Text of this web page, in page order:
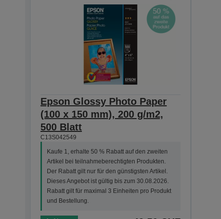
Epson Glossy Photo Paper
(100 x 150 mm), 200 g/m2,
500 Blatt
C13S042549
Kaufe 1, erhalte 50 % Rabatt auf den zweiten
Artikel bei teilnahmeberechtigten Produkten.
Der Rabatt gilt nur für den günstigsten Artikel.
Dieses Angebot ist gültig bis zum 30.08.2026.
Rabatt gilt für maximal 3 Einheiten pro Produkt
und Bestellung.